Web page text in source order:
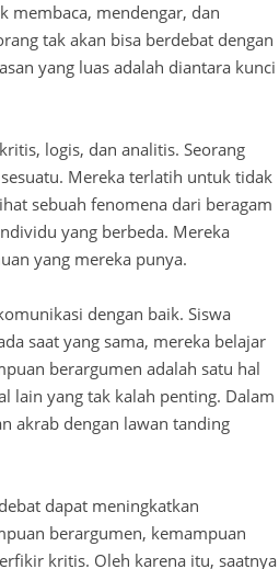
mendengar, dan
tak akan bisa berdebat dengan
yang luas adalah diantara kunci
logis, dan analitis. Seorang
Mereka terlatih untuk tidak
sebuah fenomena dari beragam
yang berbeda. Mereka
yang mereka punya.
dengan baik. Siswa
saat yang sama, mereka belajar
berargumen adalah satu hal
lain yang tak kalah penting. Dalam
akrab dengan lawan tanding
dapat meningkatkan
berargumen, kemampuan
kritis. Oleh karena itu, saatnya